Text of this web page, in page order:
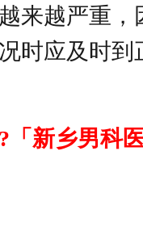
来越严重，
时应及时到
「新乡男科